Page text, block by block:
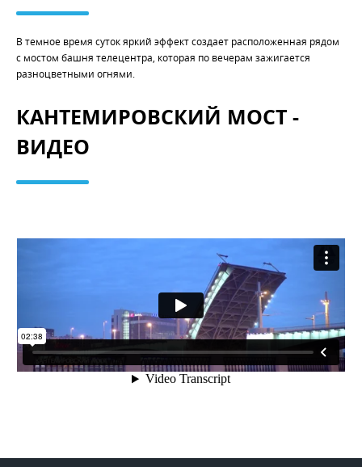
В темное время суток яркий эффект создает расположенная рядом
с мостом башня телецентра, которая по вечерам зажигается
разноцветными огнями.
КАНТЕМИРОВСКИЙ МОСТ -
ВИДЕО